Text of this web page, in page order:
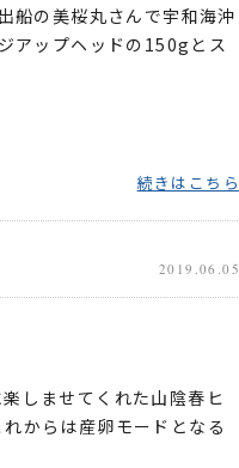
船の美桜丸さんで宇和海沖
アップヘッドの150gとス
続きはこちら
2019.06.05
しませてくれた山陰春ヒ
からは産卵モードとなる